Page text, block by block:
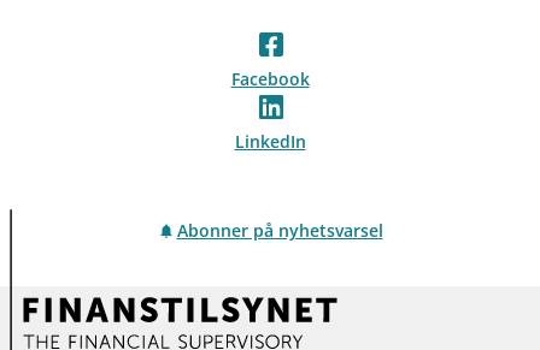
Facebook
LinkedIn
Abonner på nyhetsvarsel